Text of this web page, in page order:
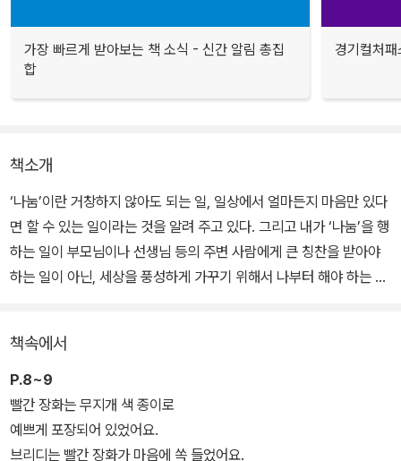
가장 빠르게 받아보는 책 소식 - 신간 알림 총집
합
경기컬처
책소개
‘나눔’이란 거창하지 않아도 되는 일, 일상에서 얼마든지 마음만 있다
면 할 수 있는 일이라는 것을 알려 주고 있다. 그리고 내가 ‘나눔’을 행
하는 일이 부모님이나 선생님 등의 주변 사람에게 큰 칭찬을 받아야
하는 일이 아닌, 세상을 풍성하게 가꾸기 위해서 나부터 해야 하는 일
브리디는 다섯 번째 생일에 세상에서 가장 좋은 신발을 선물 받는다.
바로 빨간 장화이다. 브리디는 비가 오나 눈이 오나 빨간 장화를 신고
재미있는 시간을 보낸다. 그러다가 봄이 오면서 빨간 장화를 창고에
넣어 두게 된다. 어느덧 브리디의 여섯 번째 생일이 다가왔고 비가 세
책속에서
P.8~9
빨간 장화는 무지개 색 종이로
예쁘게 포장되어 있었어요.
브리디는 빨간 장화가 마음에 쏙 들었어요.